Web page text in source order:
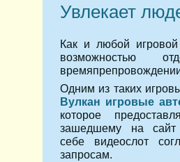
Увлекает
Как и любой
возможностью
Одним из таких
Вулкан игровые
которое
зашедшему на
себе видеослот
запросам.